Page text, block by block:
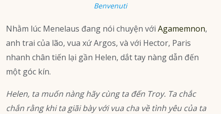
Benvenuti
Nhằm lúc Menelaus đang nói chuyện với Agamemnon,
anh trai của lão, vua xứ Argos, và với Hector, Paris
nhanh chân tiến lại gần Helen, dắt tay nàng dẫn đến
một góc kín.
Helen, ta muốn nàng hãy cùng ta đến Troy. Ta chắc
chắn rằng khi ta giãi bày với vua cha về tình yêu của ta